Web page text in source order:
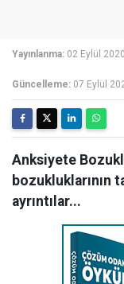
Yayınlanma: 02 Eylül
Güncelleme: 07 Eylül
Anksiyete
bozukluklarının
ayrıntılar...